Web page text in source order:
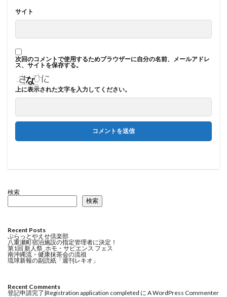
サイト
次回のコメントで使用するためブラウザーに自分の名前、メールアドレ
ス、サイトを保存する。
上に表示された文字を入力してください。
検索
検索
Recent Posts
ぷらっとやえせ倶楽部
八重瀬町宿泊施設の指定管理者に決定！
第1回 新人祭_ホモ・サピエンス フェス
南沖縄流・健康抹茶会の流祖
琉球新報の副読紙「週刊レキオ」
Recent Comments
登記申請完了|Registration application completed に A WordPress Commenter